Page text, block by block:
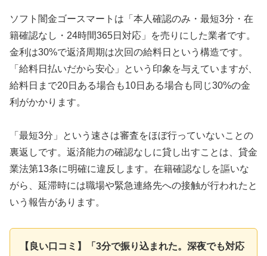
ソフト闇金ゴースマートは「本人確認のみ・最短3分・在
籍確認なし・24時間365日対応」を売りにした業者です。
金利は30%で返済周期は次回の給料日という構造です。
「給料日払いだから安心」という印象を与えていますが、
給料日まで20日ある場合も10日ある場合も同じ30%の金
利がかかります。
「最短3分」という速さは審査をほぼ行っていないことの
裏返しです。返済能力の確認なしに貸し出すことは、貸金
業法第13条に明確に違反します。在籍確認なしを謳いな
がら、延滞時には職場や緊急連絡先への接触が行われたと
いう報告があります。
【良い口コミ】「3分で振り込まれた。深夜でも対応